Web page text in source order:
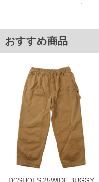
■サイズ表
3L/95～110/75/39/130/109
4L/105～120/75/42/137/111
5L/115～130/75/45/145/113
6L/125～140/75/47/153/115
単位はcm
※【返品交換について】
返品交換希望の方は、商品到着後1週
下着(肌着)やワイシャツは商品の性質
ご了承くださいませ。
※【ボトムの裾上げをご希望の場合】
裾上げ料金は500円+税となります。
備考欄に股下●cmとご記入下さい。
おすすめ商品
DCSHOES 25WIDE BUGGY